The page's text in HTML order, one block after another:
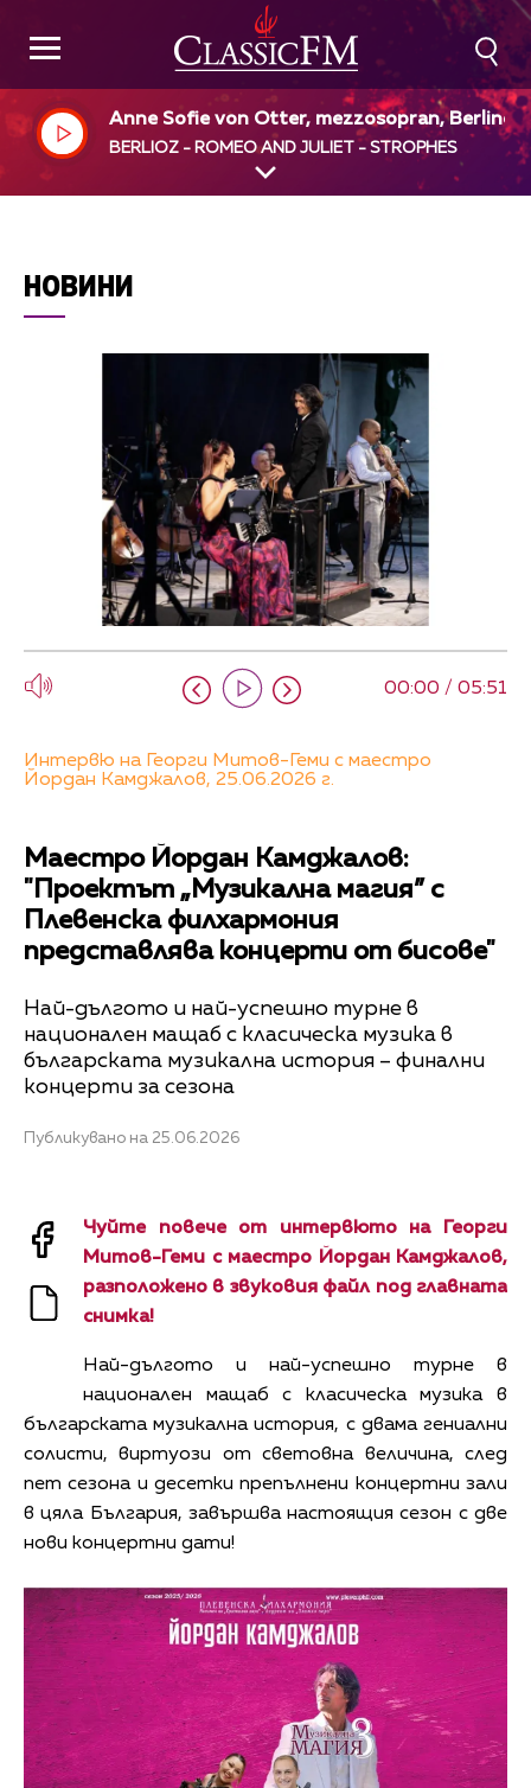
Anne Sofie von Otter, mezzosopran, Berliner
hilharmoniker, James Levine, dir
BERLIOZ - ROMEO AND JULIET - STROPHES
НОВИНИ
00:00 / 05:51
Интервю на Георги Митов-Геми с маестро
Йордан Камджалов, 25.06.2026 г.
Маестро Йордан Камджалов:
"Проектът „Музикална магия” с
Плевенска филхармония
представлява концерти от бисове"
Най-дългото и най-успешно турне в
национален мащаб с класическа музика в
българската музикална история – финални
концерти за сезона
Публикувано на 25.06.2026
Чуйте повече от интервюто на Георги
Митов-Геми с маестро Йордан Камджалов,
разположено в звуковия файл под главната
снимка!
Най-дългото и най-успешно турне в
национален мащаб с класическа музика в
българската музикална история, с двама гениални
солисти, виртуози от световна величина, след
пет сезона и десетки препълнени концертни зали
в цяла България, завършва настоящия сезон с две
нови концертни дати!